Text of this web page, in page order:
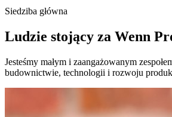
Siedziba główna
Ludzie stojący za Wenn
Jesteśmy małym i zaangażowanym
budownictwie, technologii i rozwoju